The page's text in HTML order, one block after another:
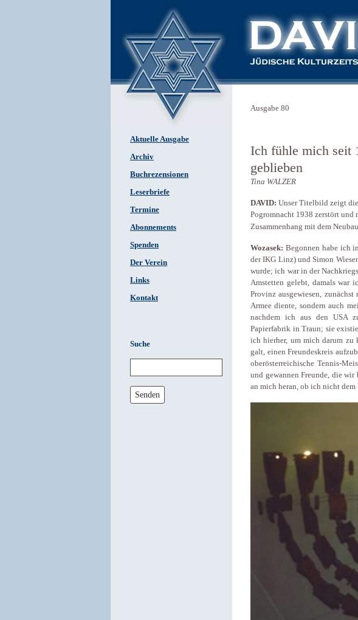
Aktuelle Ausgabe
Archiv
Buchrezensionen
Leserbriefe
Termine
Abonnements
Spenden
Der Verein
Links
Kontakt
Suche
Senden
Ausgabe 80
Ich fühle mich seit
geblieben
Tina WALZER
DAVID: Unser Titelbild zeigt
Pogromnacht 1938 zerstört und
Zusammenhang mit dem
Wozasek: Begonnen habe ich
der IKG Linz) und Simon
wurde; ich war in der
Amstetten gelebt, damals war
Provinz ausgewiesen,
Armee diente, sondern auch
nachdem ich aus den USA
Papierfabrik in Traun; sie
ich hierher, um mich darum zu
galt, einen Freundeskreis
oberösterreichische Tennis-
und gewannen Freunde, die
an mich heran, ob ich nicht